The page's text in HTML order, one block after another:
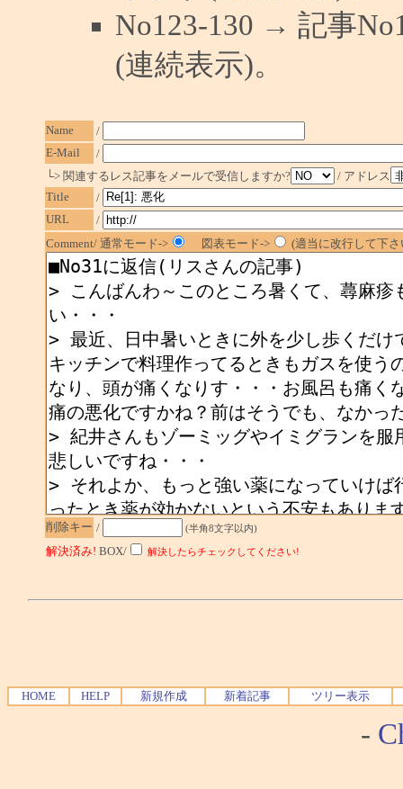
No123-130 → 記事
(連続表示)。
Name
/
E-Mail
/
└> 関連するレス記事をメールで受信しますか?
/ アドレス
Title
/
URL
/
Comment/ 通常モード->
図表モード-> (適当に改行して下
削除キー / (半角8文字以内)
解決済み! BOX/ 解決したらチェックしてください!
HOME HELP 新規作成 新着記事 ツリー表示
-